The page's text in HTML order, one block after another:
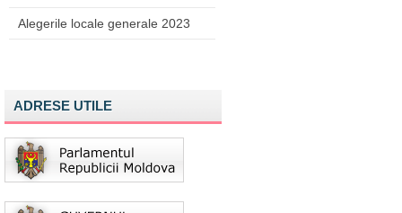
Alegerile locale generale 2023
ADRESE UTILE